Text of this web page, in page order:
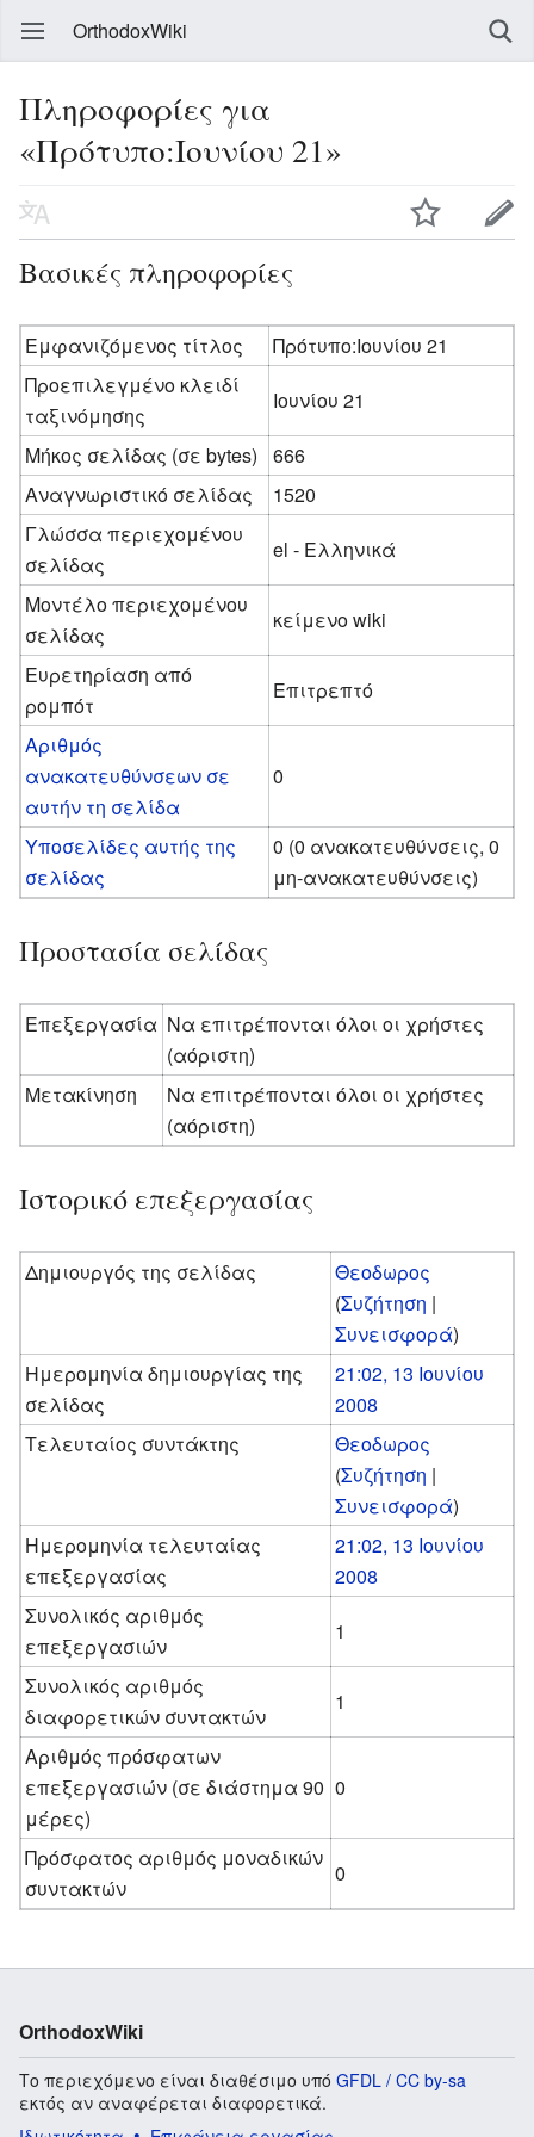
OrthodoxWiki
Πληροφορίες για
«Πρότυπο:Ιουνίου 21»
Βασικές πληροφορίες
Εμφανιζόμενος τίτλος
Πρότυπο:Ιουνίου 21
Προεπιλεγμένο κλειδί
ταξινόμησης
Ιουνίου 21
Μήκος σελίδας (σε bytes)
666
Αναγνωριστικό σελίδας
1520
Γλώσσα περιεχομένου
σελίδας
el - Ελληνικά
Μοντέλο περιεχομένου
σελίδας
κείμενο wiki
Ευρετηρίαση από
ρομπότ
Επιτρεπτό
Αριθμός
ανακατευθύνσεων σε
αυτήν τη σελίδα
0
Υποσελίδες αυτής της
σελίδας
0 (0 ανακατευθύνσεις, 0
μη-ανακατευθύνσεις)
Προστασία σελίδας
Επεξεργασία Να επιτρέπονται όλοι οι χρήστες
(αόριστη)
Μετακίνηση
Να επιτρέπονται όλοι οι χρήστες
(αόριστη)
Ιστορικό επεξεργασίας
Δημιουργός της σελίδας
Θεοδωρος
(Συζήτηση |
Συνεισφορά)
Ημερομηνία δημιουργίας της
σελίδας
21:02, 13 Ιουνίου
2008
Τελευταίος συντάκτης
Θεοδωρος
(Συζήτηση |
Συνεισφορά)
Ημερομηνία τελευταίας
επεξεργασίας
21:02, 13 Ιουνίου
2008
Συνολικός αριθμός
επεξεργασιών
1
Συνολικός αριθμός
διαφορετικών συντακτών
1
Αριθμός πρόσφατων
επεξεργασιών (σε διάστημα 90
μέρες)
0
Πρόσφατος αριθμός μοναδικών
συντακτών
0
OrthodoxWiki
Το περιεχόμενο είναι διαθέσιμο υπό GFDL / CC by-sa
εκτός αν αναφέρεται διαφορετικά.